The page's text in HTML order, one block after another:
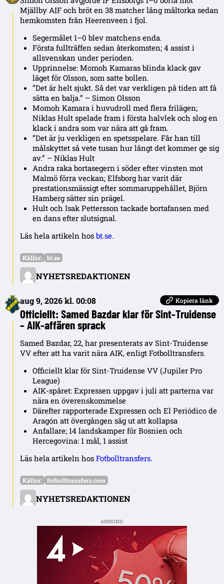
Mjällby AIF och bröt en 38 matcher lång måltorka sedan
hemkomsten från Heerenveen i fjol.
Segermålet 1–0 blev matchens enda.
Första fullträffen sedan återkomsten; 4 assist i
allsvenskan under perioden.
Upprinnelse: Momoh Kamaras blinda klack gav
läget för Olsson, som satte bollen.
”Det är helt sjukt. Så det var verkligen på tiden att få
sätta en balja.” – Simon Olsson
Momoh Kamara i huvudroll med flera frilägen;
Niklas Hult spelade fram i första halvlek och slog en
klack i andra som var nära att gå fram.
”Det är ju verkligen en spetsspelare. Får han till
målskyttet så vete tusan hur långt det kommer ge sig
av.” – Niklas Hult
Andra raka bortasegern i söder efter vinsten mot
Malmö förra veckan; Elfsborg har varit där
prestationsmässigt efter sommaruppehållet, Björn
Hamberg sätter sin prägel.
Hult och Isak Pettersson tackade bortafansen med
en dans efter slutsignal.
Läs hela artikeln hos bt.se.
NYHETSREDAKTIONEN
Källor: bt.se
aug 9, 2026 kl. 00:08 Kopiera länk
Officiellt: Samed Bazdar klar för Sint-Truidense
– AIK-affären sprack
Samed Bazdar, 22, har presenterats av Sint-Truidense
VV efter att ha varit nära AIK, enligt Fotbolltransfers.
Officiellt klar för Sint-Truidense VV (Jupiler Pro
League)
AIK-spåret: Expressen uppgav i juli att parterna var
nära en överenskommelse
Därefter rapporterade Expressen och El Periódico de
Aragón att övergången såg ut att kollapsa
Anfallare; 14 landskamper för Bosnien och
Hercegovina: 1 mål, 1 assist
Läs hela artikeln hos Fotbolltransfers.
NYHETSREDAKTIONEN
Källor: fotbolltransfers.com
ANNONS: